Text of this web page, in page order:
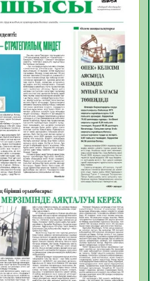
бағдарламасы арқылы
22
игерілуде
23
жүрген
көрсетті
20
ЕЛ» ЕҢБЕК
ӨТТІ
19
тізімі шықты
20